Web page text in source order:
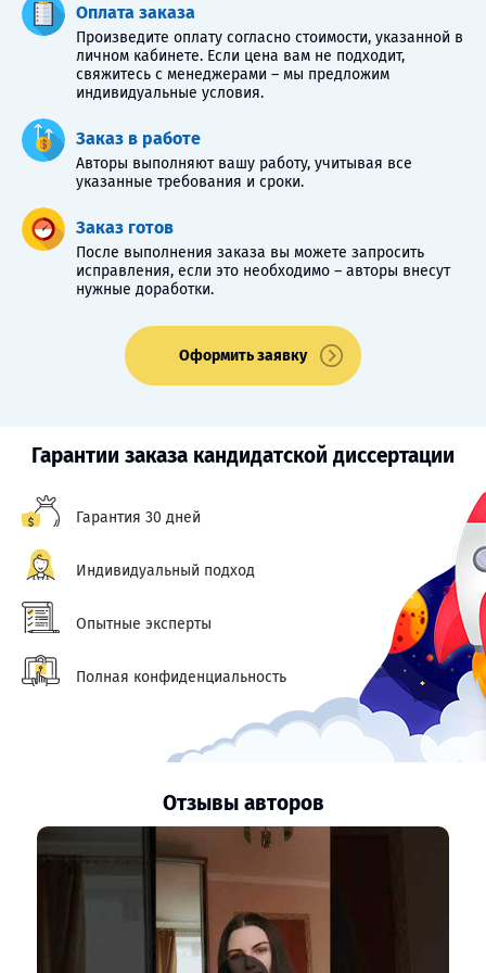
Оплата заказа
Произведите оплату согласно стоимости, указанной в
личном кабинете. Если цена вам не подходит,
свяжитесь с менеджерами – мы предложим
индивидуальные условия.
Заказ в работе
Авторы выполняют вашу работу, учитывая все
указанные требования и сроки.
Заказ готов
После выполнения заказа вы можете запросить
исправления, если это необходимо – авторы внесут
нужные доработки.
Оформить заявку
Гарантии заказа кандидатской диссертации
Гарантия 30 дней
Индивидуальный подход
Опытные эксперты
Полная конфиденциальность
Отзывы авторов